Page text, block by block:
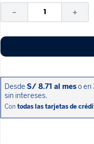
＋
－